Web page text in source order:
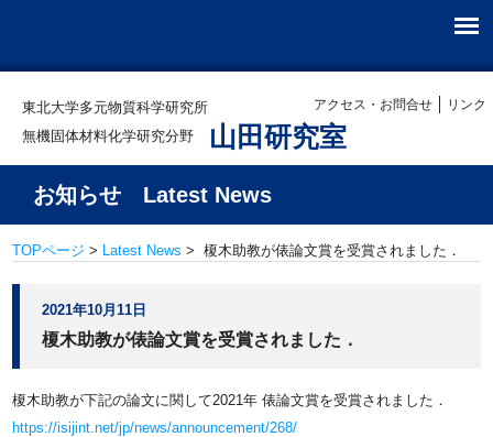
東北大学多元物質科学研究所
無機固体材料化学研究分野
山田研究室
アクセス・お問合せ リンク
お知らせ Latest News
TOPページ > Latest News > 榎木助教が俵論文賞を受賞されました．
2021年10月11日
榎木助教が俵論文賞を受賞されました．
榎木助教が下記の論文に関して2021年 俵論文賞を受賞されました．
https://isijint.net/jp/news/announcement/268/